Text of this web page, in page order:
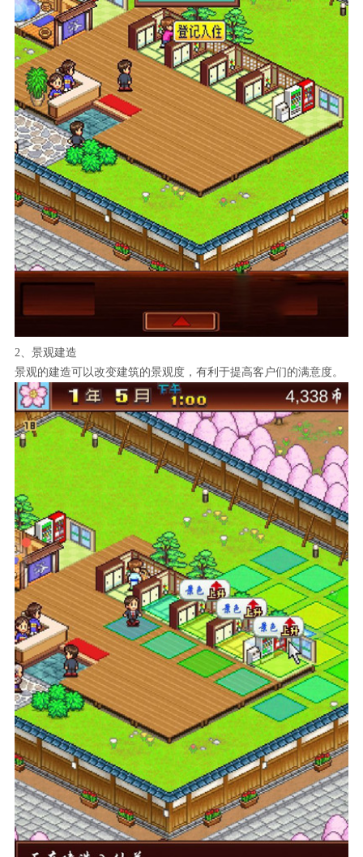
2、景观建造
景观的建造可以改变建筑的景观度，有利于提高客户们的满意度。